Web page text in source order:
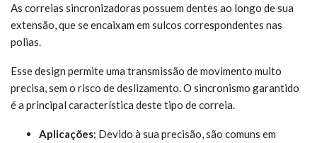
As correias sincronizadoras possuem dentes ao longo de sua
extensão, que se encaixam em sulcos correspondentes nas
polias.
Esse design permite uma transmissão de movimento muito
precisa, sem o risco de deslizamento. O sincronismo garantido
é a principal característica deste tipo de correia.
Aplicações: Devido à sua precisão, são comuns em